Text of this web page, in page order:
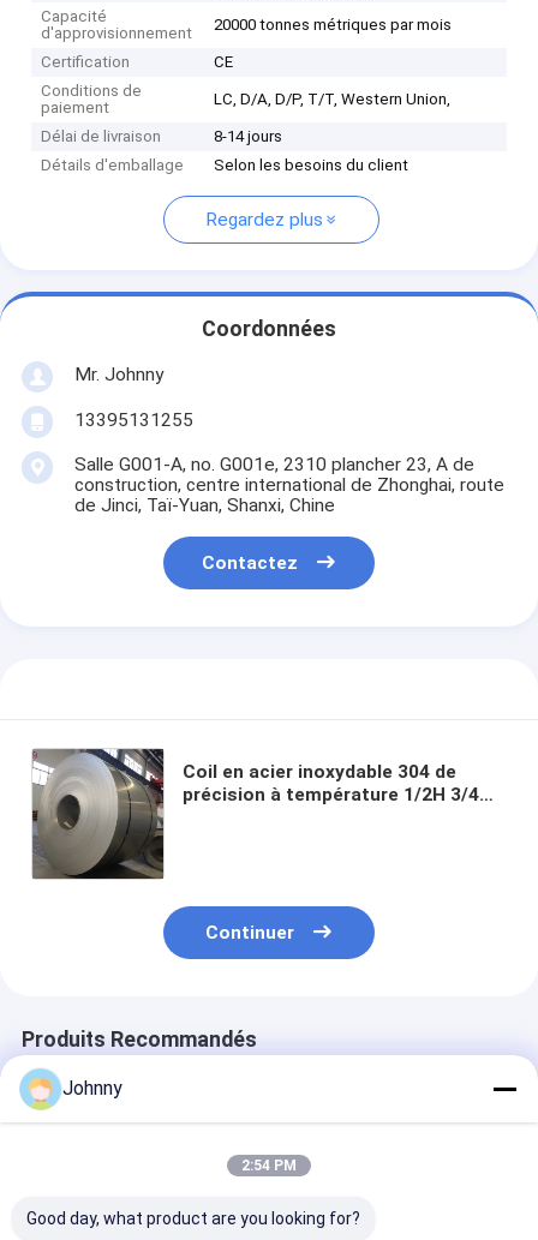
Capacité
d'approvisionnement
20000 tonnes métriques par mois
Certification
CE
Conditions de
paiement
LC, D/A, D/P, T/T, Western Union,
Délai de livraison
8-14 jours
Détails d'emballage
Selon les besoins du client
Regardez plus
Coordonnées
Mr. Johnny
13395131255
Salle G001-A, no. G001e, 2310 plancher 23, A de
construction, centre international de Zhonghai, route
de Jinci, Taï-Yuan, Shanxi, Chine
Contactez
Coil en acier inoxydable 304 de
précision à température 1/2H 3/4H
Continuer
Produits Recommandés
Johnny
2:54 PM
Good day, what product are you looking for?